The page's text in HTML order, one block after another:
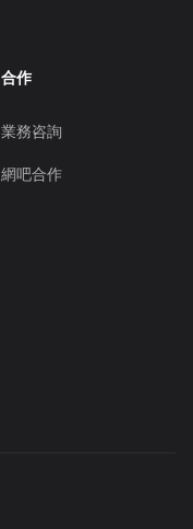
合作
業務咨詢
網吧合作